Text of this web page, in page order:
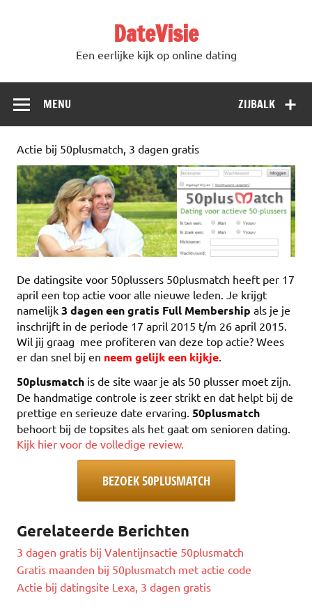
DateVisie
Een eerlijke kijk op online dating
ZIJBALK
MENU
Actie bij 50plusmatch, 3 dagen gratis
De datingsite voor 50plussers 50plusmatch heeft per 17
april een top actie voor alle nieuwe leden. Je krijgt
namelijk 3 dagen een gratis Full Membership als je je
inschrijft in de periode 17 april 2015 t/m 26 april 2015.
Wil jij graag mee profiteren van deze top actie? Wees
er dan snel bij en neem gelijk een kijkje
50plusmatch is de site waar je als 50 plusser moet zijn.
De handmatige controle is zeer strikt en dat helpt bij de
prettige en serieuze date ervaring. 50plusmatch
behoort bij de topsites als het gaat om senioren dating.
Kijk hier voor de volledige review.
BEZOEK 50PLUSMATCH
Gerelateerde Berichten
3 dagen gratis bij Valentijnsactie 50plusmatch
Gratis maanden bij 50plusmatch met actie code
Actie bij datingsite Lexa, 3 dagen gratis